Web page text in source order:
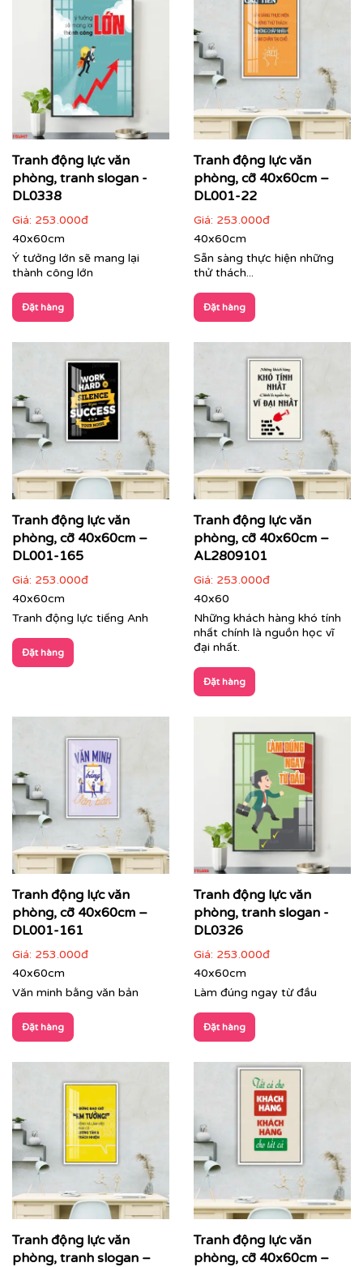
Chuyển hóa những bức ảnh, thiết kế riêng biệt
hoặc bất kỳ thông điệp nào bạn mong muốn
thành tác phẩm nghệ thuật treo tường cao cấp.
Đa dạng chất liệu, kích thước và kiểu dáng khung,
phù hợp với mọi không gian từ phòng họp, khu
vực lễ tân đến không gian làm việc chung (co-
working space).
Tranh dự án trang trí văn phòng tập đoàn Zamil
Tranh văn phòng in theo mẫu và kích thước riêng của
khách hàng
Quý khách có nhu cầu:
đẹp theo chủ đề
theo nhiều kích thước
Quý khách vui lòng nhấn
để gặp nhân viên tư
vấn hoặc SĐT037 722 1985
để nhân viên tư vấn gửi
mẫu theo yêu cầu của quý khách.
Tư vấn thi công & chọn mẫu
Tranh động lực văn
phòng, tranh slogan -
DL0338
Giá: 253.000đ
40x60cm
Ý tưởng lớn sẽ mang lại
thành công lớn
Đặt hàng
Tranh động lực văn
phòng, cỡ 40x60cm –
DL001-22
Giá: 253.000đ
40x60cm
Sẵn sàng thực hiện những
thử thách...
Đặt hàng
Tranh động lực văn
phòng, cỡ 40x60cm –
DL001-165
Giá: 253.000đ
40x60cm
Tranh động lực tiếng Anh
Đặt hàng
Tranh động lực văn
phòng, cỡ 40x60cm –
AL2809101
Giá: 253.000đ
40x60
Những khách hàng khó tính
nhất chính là nguồn học vĩ
đại nhất.
Đặt hàng
Tranh động lực văn
phòng, cỡ 40x60cm –
DL001-161
Giá: 253.000đ
40x60cm
Văn minh bằng văn bản
Đặt hàng
Tranh động lực văn
phòng, tranh slogan -
DL0326
Giá: 253.000đ
40x60cm
Làm đúng ngay từ đầu
Đặt hàng
Tranh động lực văn
phòng, tranh slogan –
Tranh động lực văn
phòng, cỡ 40x60cm –